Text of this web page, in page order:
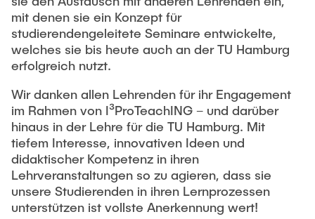
mit denen sie ein Konzept für
studierendengeleitete Seminare entwickelte,
welches sie bis heute auch an der TU Hamburg
erfolgreich nutzt.
Wir danken allen Lehrenden für ihr Engagement
im Rahmen von I³ProTeachING – und darüber
hinaus in der Lehre für die TU Hamburg. Mit
tiefem Interesse, innovativen Ideen und
didaktischer Kompetenz in ihren
Lehrveranstaltungen so zu agieren, dass sie
unsere Studierenden in ihren Lernprozessen
unterstützen ist vollste Anerkennung wert!